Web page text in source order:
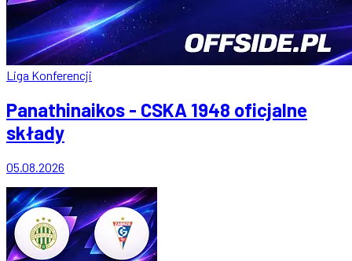
Liga Konferencji
Panathinaikos - CSKA 1948 oficjalne
składy
05.08.2026